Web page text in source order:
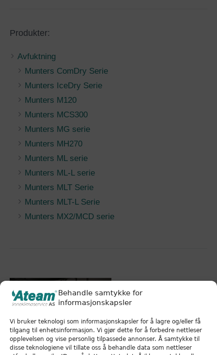
Behandle samtykke for
informasjonskapsler
Vi bruker teknologi som informasjonskapsler for å lagre og/eller få
tilgang til enhetsinformasjon. Vi gjør dette for å forbedre nettleser
opplevelsen og vise personlig tilpassede annonser. Å samtykke til
disse teknologiene vil tillate oss å behandle data som nettleser
Produkter:
Avfuktning
Munters ComDry Serie
Munters IceDry Serie
Munters M120
Munters MCS300
Munters MG serie
Munters MH270
Munters ML serie
Munters ML-L serie
Munters MLT Serie
Munters MLT-L Serie
Munters MX2/MCD serie